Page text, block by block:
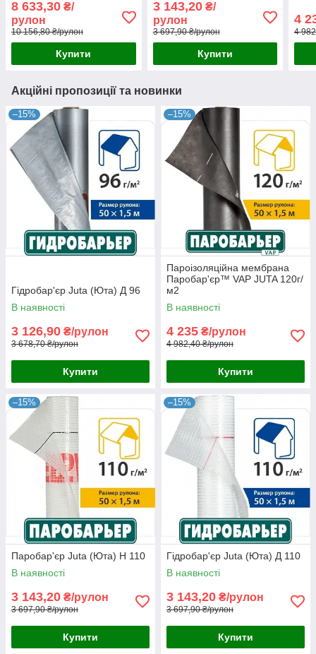
8 633,30 ₴/
рулон
10 156,80 ₴/рулон
Купити
3 143,20₴/
рулон
3 697,90 ₴/рулон
Купити
4
4
Акційні пропозиції та новинки
–15%
Гідробар'єр Juta (Юта) Д 96
В наявності
3 126,90 ₴/рулон
3 678,70 ₴/рулон
Купити
–15%
Пароізоляційна мембрана
Паробар'єр™ VAP JUTA 120г/
м2
В наявності
4 235 ₴/рулон
4 982,40 ₴/рулон
Купити
–15%
Паробар'єр Juta (Юта) H 110
В наявності
3 143,20 ₴/рулон
3 697,90 ₴/рулон
Купити
–15%
Гідробар'єр Juta (Юта) Д 110
В наявності
3 143,20 ₴/рулон
3 697,90 ₴/рулон
Купити